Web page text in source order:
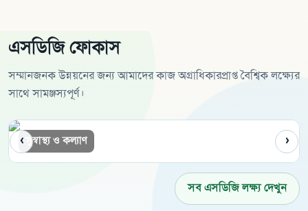
এসডিজি ফোকাস
সম্মানজনক উন্নয়নের জন্য আমাদের কাজ অগ্রাধিকারপ্রাপ্ত বৈশ্বিক লক্ষ্যের
সাথে সামঞ্জস্যপূর্ণ।
‹ মানসম্মত শিক্ষা ›
সব এসডিজি লক্ষ্য দেখুন